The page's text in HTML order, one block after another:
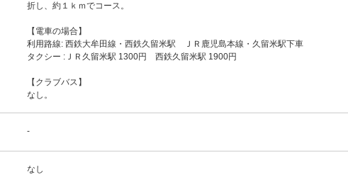
折し、約１ｋｍでコース。
【電車の場合】
利用路線: 西鉄大牟田線・西鉄久留米駅 ＪＲ鹿児島本線・久留米駅下車
タクシー :ＪＲ久留米駅 1300円 西鉄久留米駅 1900円
【クラブバス】
なし。
-
なし